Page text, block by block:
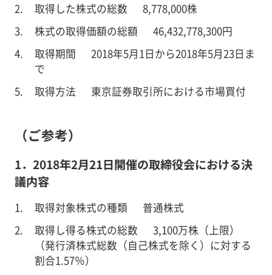
取得した株式の総数 8,778,000株
株式の取得価額の総額 46,432,778,300円
取得期間 2018年5月1日から2018年5月23日ま
で
取得方法 東京証券取引所における市場買付
（ご参考）
1．2018年2月21日開催の取締役会における決
議内容
取得対象株式の種類 普通株式
取得し得る株式の総数 3,100万株（上限）
（発行済株式総数（自己株式を除く）に対する
割合1.57％）